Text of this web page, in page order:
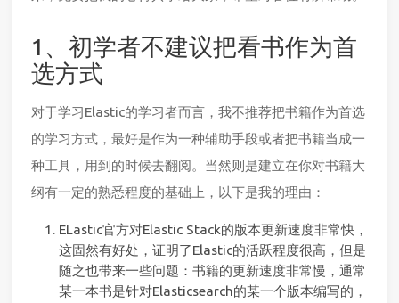
1、初学者不建议把看书作为首
选方式
对于学习Elastic的学习者而言，我不推荐把书籍作为首选
的学习方式，最好是作为一种辅助手段或者把书籍当成一
种工具，用到的时候去翻阅。当然则是建立在你对书籍大
纲有一定的熟悉程度的基础上，以下是我的理由：
ELastic官方对Elastic Stack的版本更新速度非常快，
这固然有好处，证明了Elastic的活跃程度很高，但是
随之也带来一些问题：书籍的更新速度非常慢，通常
某一本书是针对Elasticsearch的某一个版本编写的，